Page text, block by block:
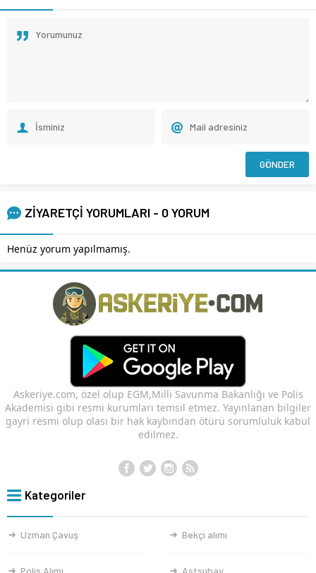
ZİYARETÇİ YORUMLARI - 0 YORUM
Henüz yorum yapılmamış.
Askeriye.com, özel olup EGM,Milli Savunma Bakanlığı ve Polis
Akademisi gibi resmi kurumları temsil etmez. Yayınlanan bilgiler
gayri resmi olup olası bir hak kaybından ötürü sorumluluk kabul
edilmez.
Kategoriler
Uzman Çavuş Bekçi alımı
Polis Alımı Astsubay